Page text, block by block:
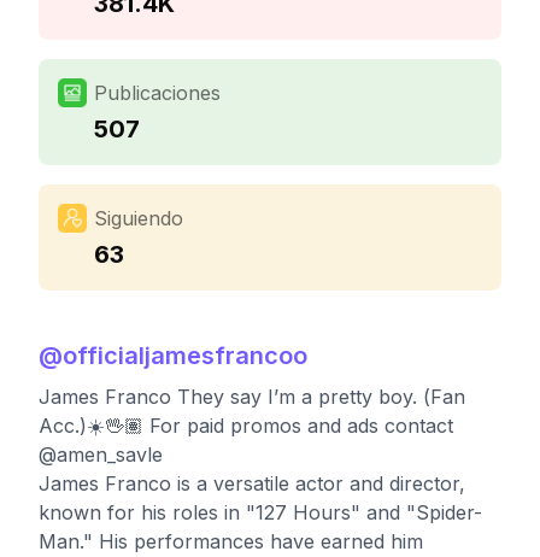
Publicaciones
507
Siguiendo
63
@officialjamesfrancoo
James Franco They say I’m a pretty boy. (Fan
Acc.)☀️🖖🏽 For paid promos and ads contact
@amen_savle
James Franco is a versatile actor and director,
known for his roles in "127 Hours" and "Spider-
Man." His performances have earned him